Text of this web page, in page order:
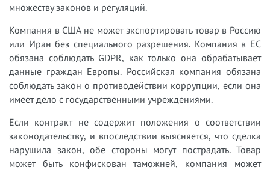
множеству законов и регуляций.
Компания в США не может экспортировать товар в Россию
или Иран без специального разрешения. Компания в ЕС
обязана соблюдать GDPR, как только она обрабатывает
данные граждан Европы. Российская компания обязана
соблюдать закон о противодействии коррупции, если она
имеет дело с государственными учреждениями.
Если контракт не содержит положения о соответствии
законодательству, и впоследствии выясняется, что сделка
нарушила закон, обе стороны могут пострадать. Товар
может быть конфискован таможней, компания может